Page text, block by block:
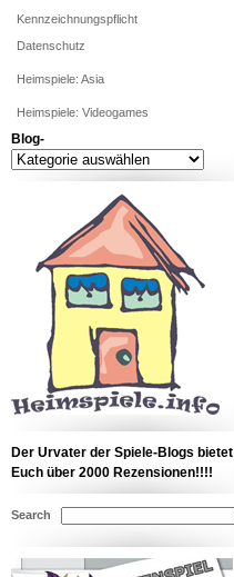
Kennzeichnungspflicht
Datenschutz
Heimspiele: Asia
Heimspiele: Videogames
Blog-
Blog-
Der Urvater der Spiele-Blogs bietet
Euch über 2000 Rezensionen!!!!
Search